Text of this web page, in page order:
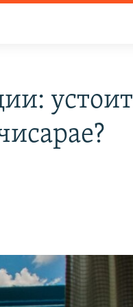
устоит